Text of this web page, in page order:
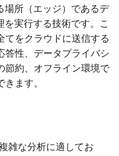
場所（エッジ）であるデ
実行する技術です。こ
てをクラウドに送信する
答性、データプライバシ
節約、オフライン環境で
ます。
雑な分析に適してお